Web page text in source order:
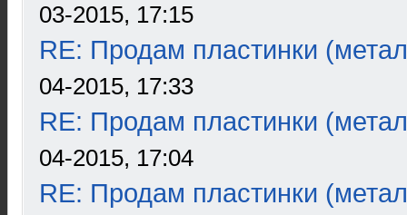
03-2015, 17:15
RE: Продам пластинки
04-2015, 17:33
RE: Продам пластинки
04-2015, 17:04
RE: Продам пластинки